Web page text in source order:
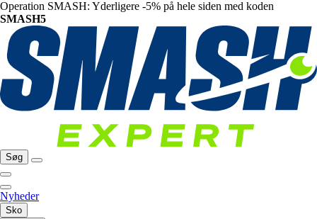
Operation SMASH: Yderligere -5% på hele siden med koden
SMASH5
Søg
Nyheder
Sko